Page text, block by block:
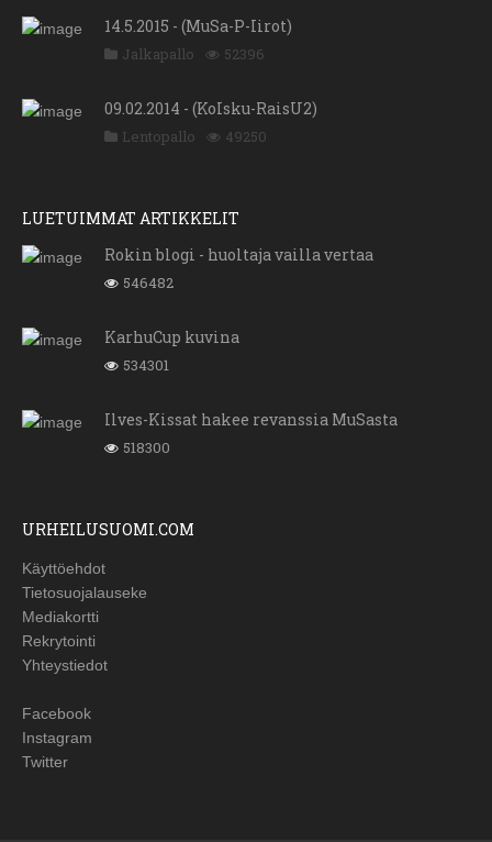
14.5.2015 - (MuSa-P-Iirot)
Jalkapallo 52396
09.02.2014 - (KoIsku-RaisU2)
Lentopallo 49250
LUETUIMMAT ARTIKKELIT
Rokin blogi - huoltaja vailla vertaa
546482
KarhuCup kuvina
534301
Ilves-Kissat hakee revanssia MuSasta
518300
URHEILUSUOMI.COM
Käyttöehdot
Tietosuojalauseke
Mediakortti
Rekrytointi
Yhteystiedot
Facebook
Instagram
Twitter